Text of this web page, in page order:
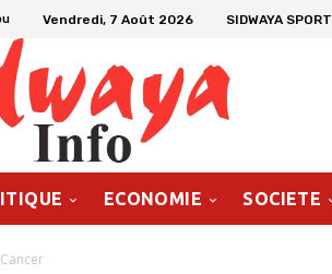
Vendredi, 7 Août 2026 SIDWAYA SPORT
ECONOMIE SOCIETE
Cancer